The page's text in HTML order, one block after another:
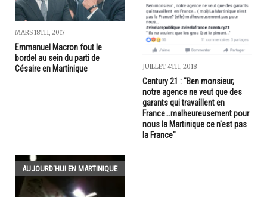
MARS 18TH, 2017
Emmanuel Macron fout le
bordel au sein du parti de
Césaire en Martinique
JUILLET 4TH, 2018
Century 21 : "Ben monsieur,
notre agence ne veut que des
garants qui travaillent en
France...malheureusement pour
nous la Martinique ce n'est pas
la France"
AUJOURD'HUI EN MARTINIQUE